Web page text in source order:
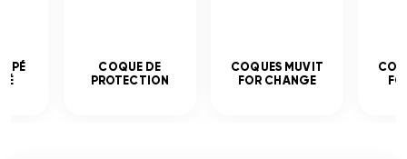
COQUE DE
PROTECTION
COQUES MUVIT
FOR CHANGE